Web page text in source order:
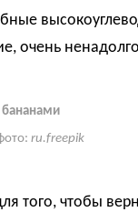
очень
ru.freepik
того, чтобы